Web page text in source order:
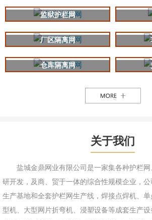
监狱护栏网
厂区隔离网
仓库隔离网
关于我们
盐城金鼎网业有限公司是一家集各种护栏网
研开发，及商、贸于一体的综合性规模企业，
生产基地和全套护栏网生产线，焊接点焊机、
型机、大型网片折弯机、浸塑设备等成套生产